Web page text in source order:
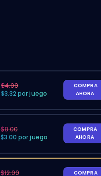
$4.00
$3.32 por juego
COMPRA
AHORA
$8.00
$3.00 por juego
COMPRA
AHORA
$12.00
COMPRA